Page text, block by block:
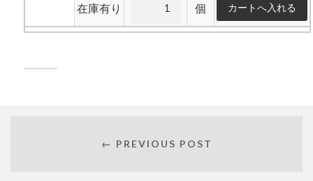
在庫有り 個
← PREVIOUS POST